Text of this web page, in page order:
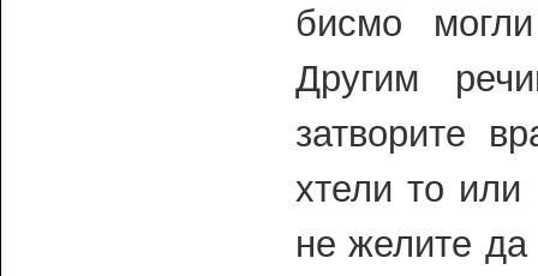
бисмо
Другим
затворите
хтели то или
не желите да